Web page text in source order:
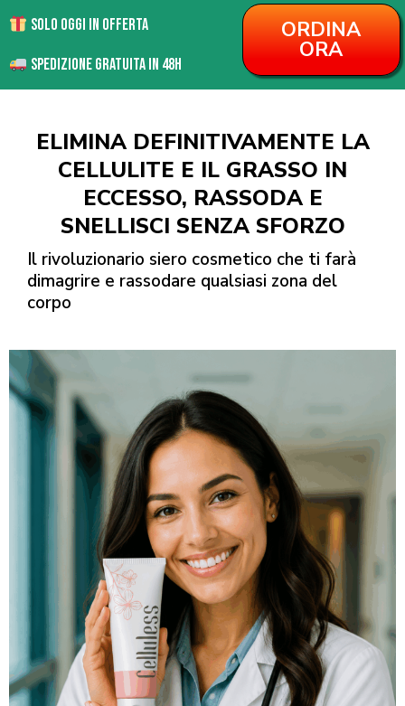
Solo Oggi in offerta
Spedizione Gratuita in 48H
ORDINA
ORA
ELIMINA DEFINITIVAMENTE LA
CELLULITE E IL GRASSO IN
ECCESSO, RASSODA E
SNELLISCI SENZA SFORZO
Il rivoluzionario siero cosmetico che ti farà
dimagrire e rassodare qualsiasi zona del
corpo